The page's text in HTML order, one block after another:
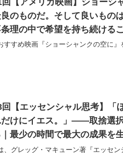
回【アメリカ映画】ショーシ
のものだ。そして良いもの
条理の中で希望を持ち続ける
すすめ映画『ショーシャンクの空に』
【エッセンシャル思考】「
だけにイエス。」——取捨選
｜最少の時間で最大の成果を
、グレッグ・マキューン著『エッセン